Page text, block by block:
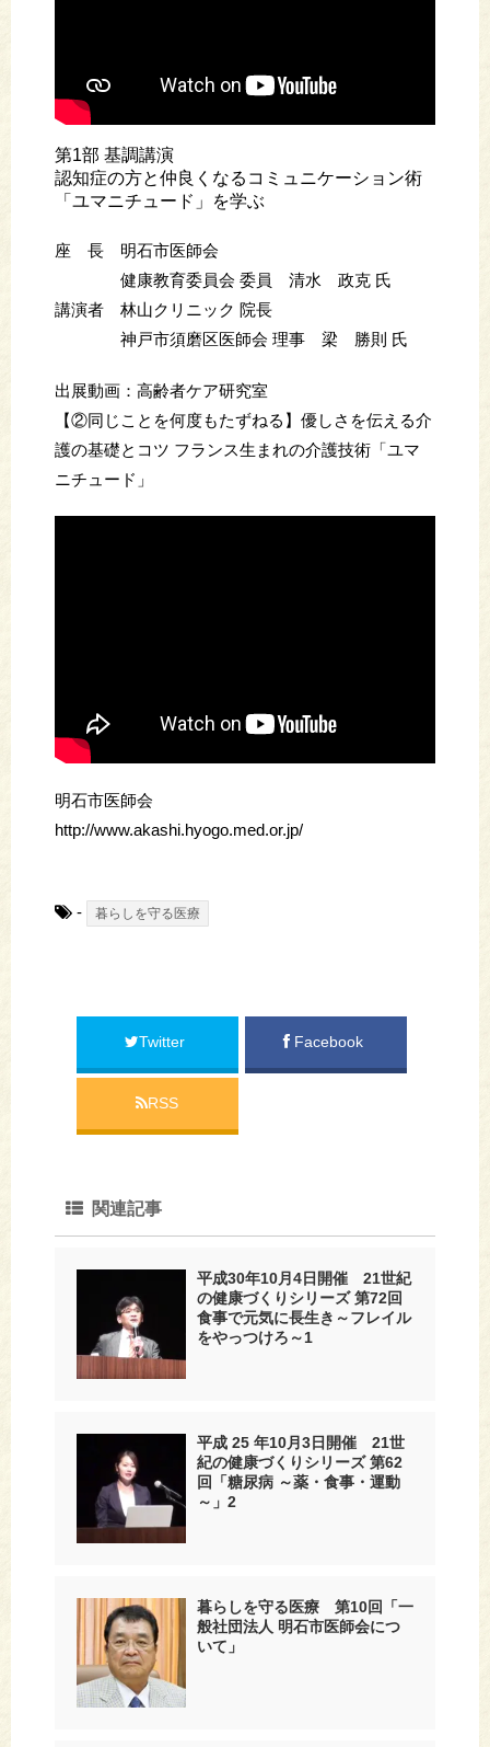
第1部 基調講演
認知症の方と仲良くなるコミュニケーション術
「ユマニチュード」を学ぶ
座 長 明石市医師会
健康教育委員会 委員 清水 政克 氏
講演者 林山クリニック 院長
神戸市須磨区医師会 理事 梁 勝則 氏
出展動画：高齢者ケア研究室
【②同じことを何度もたずねる】優しさを伝える介
護の基礎とコツ フランス生まれの介護技術「ユマ
ニチュード」
明石市医師会
http://www.akashi.hyogo.med.or.jp/
- 暮らしを守る医療
Twitter Facebook
RSS
関連記事
平成30年10月4日開催 21世紀
の健康づくりシリーズ 第72回
食事で元気に長生き～フレイル
をやっつけろ～1
平成 25 年10月3日開催 21世
紀の健康づくりシリーズ 第62
回「糖尿病 ～薬・食事・運動
～」2
暮らしを守る医療 第10回「一
般社団法人 明石市医師会につ
いて」